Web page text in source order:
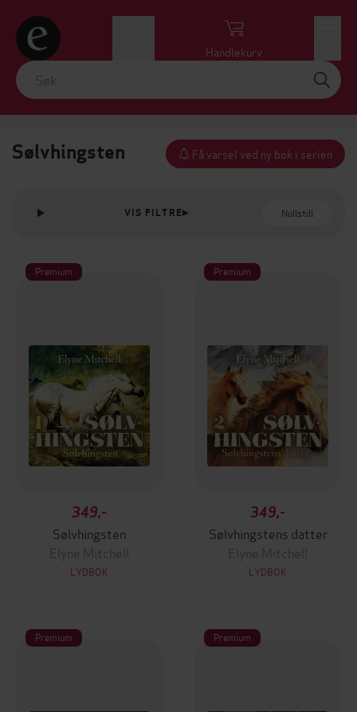
Handlekurv
Sølvhingsten Få varsel ved ny bok i serien
VIS FILTRE Nullstill
Premium
349,-
Sølvhingsten
Elyne Mitchell
LYDBOK
Premium
349,-
Sølvhingstens datter
Elyne Mitchell
LYDBOK
Premium Premium